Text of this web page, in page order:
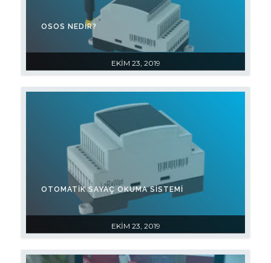
EKIM 23, 2019
OSOS NEDİR?
EKIM 23, 2019
OTOMATİK SAYAÇ OKUMA SİSTEMİ